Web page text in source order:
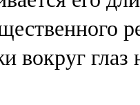
вокруг